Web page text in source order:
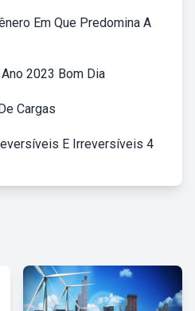
Em Que Predomina A
2023 Bom Dia
Cargas
E Irreversíveis 4